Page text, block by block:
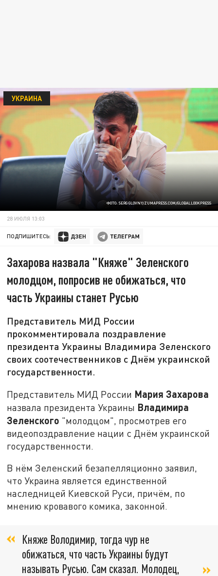
ФОТО: SERG GLOVNY/ZUMAPRESS.COM/GLOBALLOOKPRESS
УКРАИНА
28 ИЮЛЯ 13:03
ПОДПИШИТЕСЬ:
Захарова назвала "Княже" Зеленского
молодцом, попросив не обижаться, что
часть Украины станет Русью
Представитель МИД России
прокомментировала поздравление
президента Украины Владимира Зеленского
своих соотечественников с Днём украинской
государственности.
Представитель МИД России Мария Захарова
назвала президента Украины Владимира
Зеленского "молодцом", просмотрев его
видеопоздравление нации с Днём украинской
государственности.
В нём Зеленский безапелляционно заявил,
что Украина является единственной
наследницей Киевской Руси, причём, по
мнению кровавого комика, законной.
Княже Володимир, тогда чур не
обижаться, что часть Украины будут
называть Русью. Сам сказал. Молодец,